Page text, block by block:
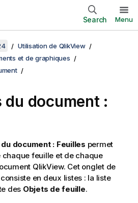
Search Menu
Utilisation de QlikView
et de graphiques
du document :
document : Feuilles permet
feuille et de chaque
QlikView. Cet onglet de
en deux listes : la liste
des Objets de feuille.